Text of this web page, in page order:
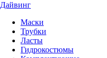
Дайвинг
Маски
Трубки
Ласты
Гидрокостюмы